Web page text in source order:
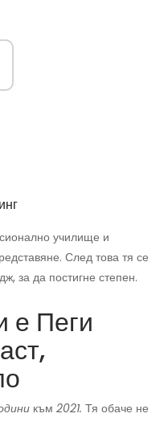
училище и
След това тя се
за да постигне степен.
е Пеги
към 2021. Тя обаче не